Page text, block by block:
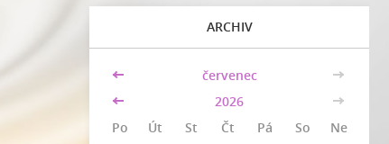
ARCHIV
<< červenec
>>
<<
2026
>>
Po
Út St Čt Pá So
Ne